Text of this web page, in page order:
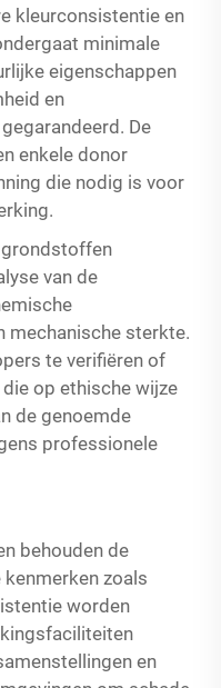
kleurconsistentie en
minimale
eigenschappen
en
De
enkele donor
die nodig is voor
van de
mechanische sterkte.
te verifiëren of
op ethische wijze
de genoemde
professionele
behouden de
zoals
worden
en